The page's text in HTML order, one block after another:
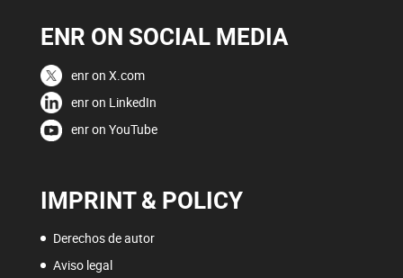
ENR ON SOCIAL MEDIA
enr on X.com
enr on LinkedIn
enr on YouTube
IMPRINT & POLICY
Derechos de autor
Aviso legal